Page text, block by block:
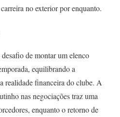
no exterior por enquanto.
de montar um elenco
equilibrando a
realidade financeira do clube. A
nas negociações traz uma
enquanto o retorno de